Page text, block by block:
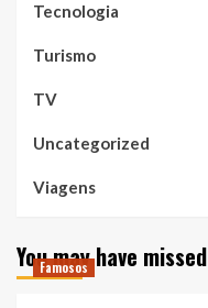
Tecnologia
Turismo
TV
Uncategorized
Viagens
You may have missed
Famosos